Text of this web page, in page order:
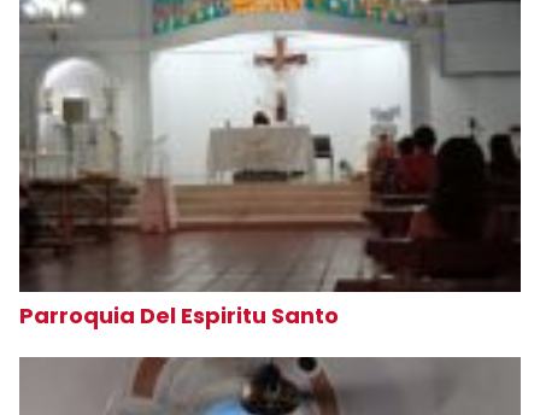
Parroquia Del Espiritu Santo